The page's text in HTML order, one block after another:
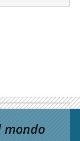
mondo